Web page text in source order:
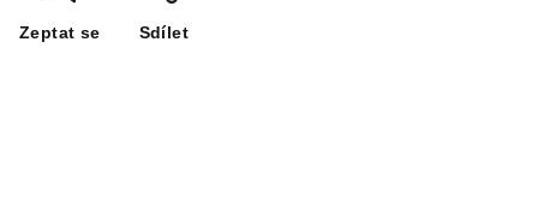
Zeptat se Sdílet